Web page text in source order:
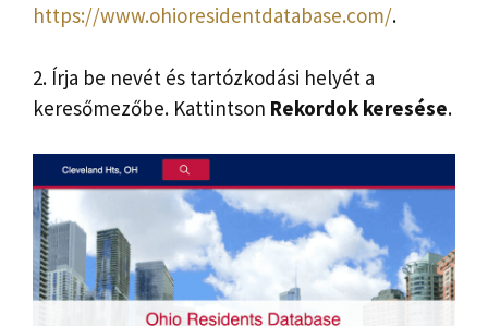
https://www.ohioresidentdatabase.com/.
2. Írja be nevét és tartózkodási helyét a
keresőmezőbe. Kattintson Rekordok keresése.